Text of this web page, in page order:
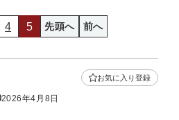
先頭へ 前へ
4 5
2026年4月8日
お気に入り登録